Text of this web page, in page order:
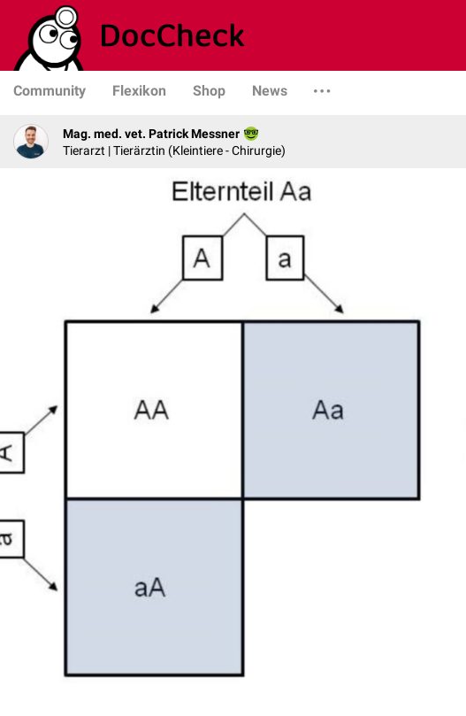
Community Flexikon Shop News
Mag. med. vet. Patrick Messner
Tierarzt | Tierärztin (Kleintiere - Chirurgie)